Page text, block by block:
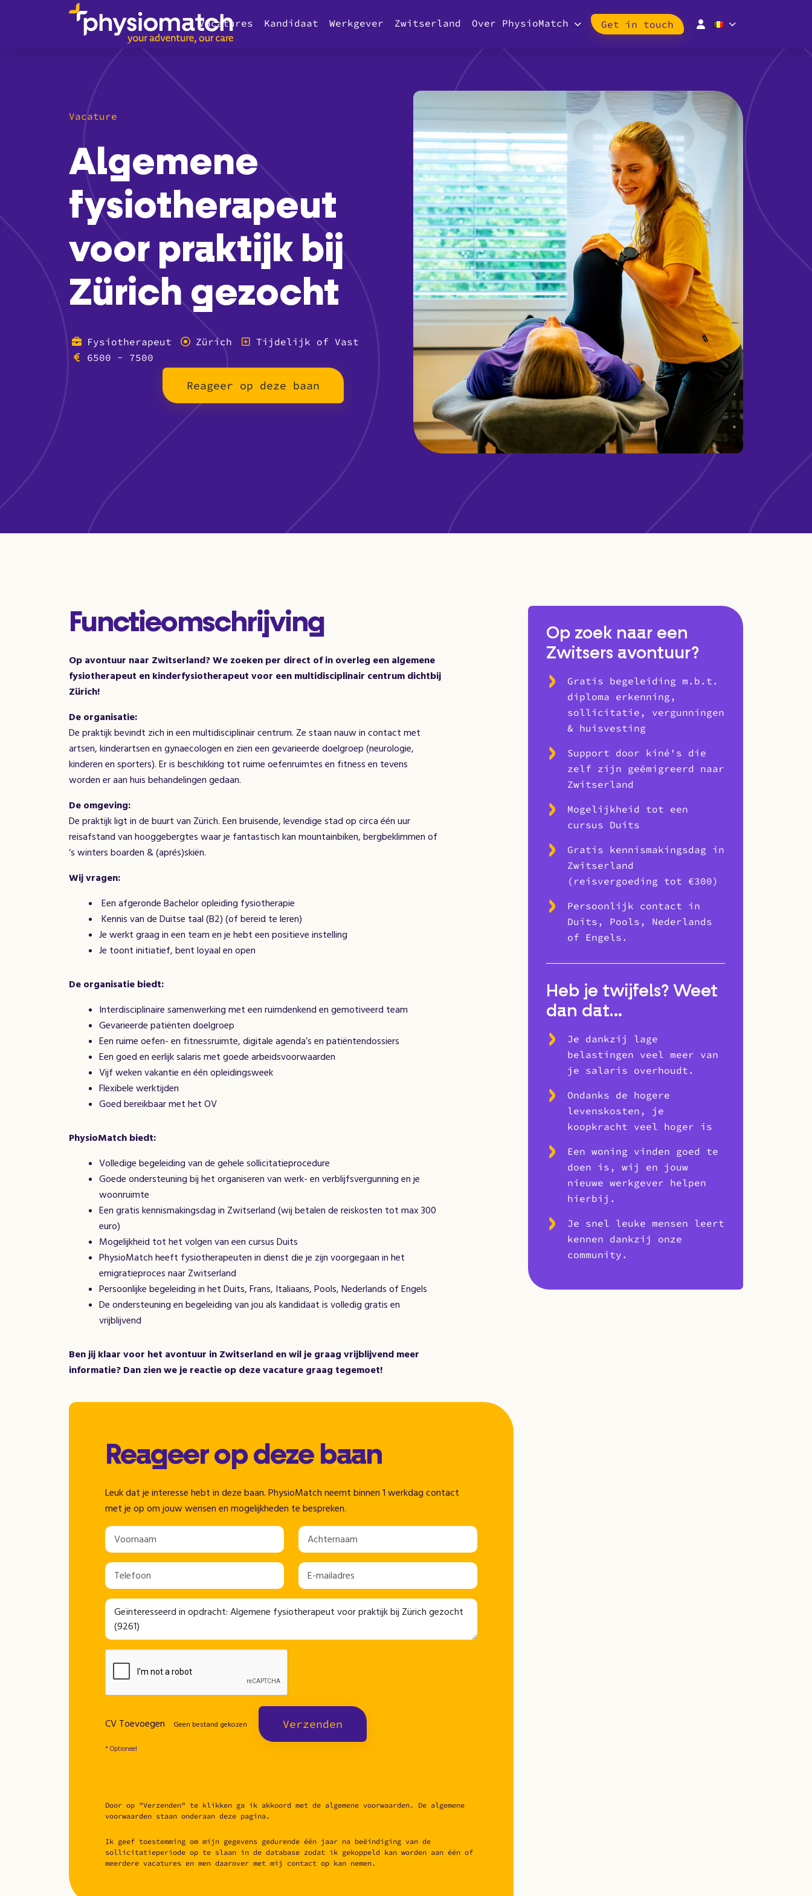
Vacatures Kandidaat Werkgever Zwitserland Over PhysioMatch Get in touch
Vacature
Algemene
fysiotherapeut
voor praktijk bij
Zürich gezocht
Fysiotherapeut Zürich
Tijdelijk of Vast
6500 - 7500
Reageer op deze baan
Functieomschrijving
Op avontuur naar Zwitserland? We zoeken per direct of in overleg een algemene
fysiotherapeut en kinderfysiotherapeut voor een multidisciplinair centrum dichtbij
Zürich!
De organisatie:
De praktijk bevindt zich in een multidisciplinair centrum. Ze staan nauw in contact met
artsen, kinderartsen en gynaecologen en zien een gevarieerde doelgroep (neurologie,
kinderen en sporters). Er is beschikking tot ruime oefenruimtes en fitness en tevens
worden er aan huis behandelingen gedaan.
De omgeving:
De praktijk ligt in de buurt van Zürich. Een bruisende, levendige stad op circa één uur
reisafstand van hooggebergtes waar je fantastisch kan mountainbiken, bergbeklimmen of
‘s winters boarden & (aprés)skiën.
Wij vragen:
Een afgeronde Bachelor opleiding fysiotherapie
Kennis van de Duitse taal (B2) (of bereid te leren)
Je werkt graag in een team en je hebt een positieve instelling
Je toont initiatief, bent loyaal en open
De organisatie biedt:
Interdisciplinaire samenwerking met een ruimdenkend en gemotiveerd team
Gevarieerde patiënten doelgroep
Een ruime oefen- en fitnessruimte, digitale agenda’s en patiëntendossiers
Een goed en eerlijk salaris met goede arbeidsvoorwaarden
Vijf weken vakantie en één opleidingsweek
Flexibele werktijden
Goed bereikbaar met het OV
PhysioMatch biedt:
Volledige begeleiding van de gehele sollicitatieprocedure
Goede ondersteuning bij het organiseren van werk- en verblijfsvergunning en je
woonruimte
Een gratis kennismakingsdag in Zwitserland (wij betalen de reiskosten tot max 300
euro)
Mogelijkheid tot het volgen van een cursus Duits
PhysioMatch heeft fysiotherapeuten in dienst die je zijn voorgegaan in het
emigratieproces naar Zwitserland
Persoonlijke begeleiding in het Duits, Frans, Italiaans, Pools, Nederlands of Engels
De ondersteuning en begeleiding van jou als kandidaat is volledig gratis en
vrijblijvend
Ben jij klaar voor het avontuur in Zwitserland en wil je graag vrijblijvend meer
informatie? Dan zien we je reactie op deze vacature graag tegemoet!
Reageer op deze baan
Leuk dat je interesse hebt in deze baan. PhysioMatch neemt binnen 1 werkdag contact
met je op om jouw wensen en mogelijkheden te bespreken.
CV Toevoegen Geen bestand gekozen Verzenden
* Optioneel
Door op "Verzenden" te klikken ga ik akkoord met de algemene voorwaarden. De algemene
voorwaarden staan onderaan deze pagina.
Ik geef toestemming om mijn gegevens gedurende één jaar na beëindiging van de
sollicitatieperiode op te slaan in de database zodat ik gekoppeld kan worden aan één of
meerdere vacatures en men daarover met mij contact op kan nemen.
Op zoek naar een
Zwitsers avontuur?
Gratis begeleiding m.b.t.
diploma erkenning,
sollicitatie, vergunningen
& huisvesting
Support door kiné's die
zelf zijn geëmigreerd naar
Zwitserland
Mogelijkheid tot een
cursus Duits
Gratis kennismakingsdag in
Zwitserland
(reisvergoeding tot €300)
Persoonlijk contact in
Duits, Pools, Nederlands
of Engels.
Heb je twijfels? Weet
dan dat…
Je dankzij lage
belastingen veel meer van
je salaris overhoudt.
Ondanks de hogere
levenskosten, je
koopkracht veel hoger is
Een woning vinden goed te
doen is, wij en jouw
nieuwe werkgever helpen
hierbij.
Je snel leuke mensen leert
kennen dankzij onze
community.